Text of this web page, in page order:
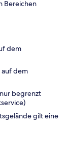
Bereichen
dem
auf dem
begrenzt
gilt eine